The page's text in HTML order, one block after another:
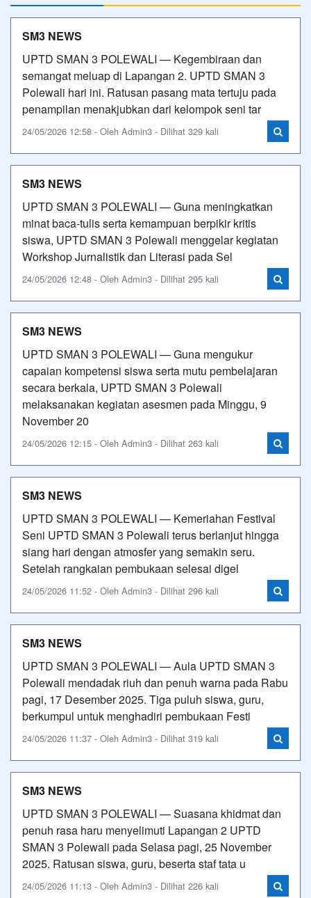
SM3 NEWS
UPTD SMAN 3 POLEWALI — Kegembiraan dan
semangat meluap di Lapangan 2. UPTD SMAN 3
Polewali hari ini. Ratusan pasang mata tertuju pada
penampilan menakjubkan dari kelompok seni tar
24/05/2026 12:58 - Oleh Admin3 - Dilihat 329 kali
SM3 NEWS
UPTD SMAN 3 POLEWALI — Guna meningkatkan
minat baca-tulis serta kemampuan berpikir kritis
siswa, UPTD SMAN 3 Polewali menggelar kegiatan
Workshop Jurnalistik dan Literasi pada Sel
24/05/2026 12:48 - Oleh Admin3 - Dilihat 295 kali
SM3 NEWS
UPTD SMAN 3 POLEWALI — Guna mengukur
capaian kompetensi siswa serta mutu pembelajaran
secara berkala, UPTD SMAN 3 Polewali
melaksanakan kegiatan asesmen pada Minggu, 9
November 20
24/05/2026 12:15 - Oleh Admin3 - Dilihat 263 kali
SM3 NEWS
UPTD SMAN 3 POLEWALI — Kemeriahan Festival
Seni UPTD SMAN 3 Polewali terus berlanjut hingga
siang hari dengan atmosfer yang semakin seru.
Setelah rangkaian pembukaan selesai digel
24/05/2026 11:52 - Oleh Admin3 - Dilihat 296 kali
SM3 NEWS
UPTD SMAN 3 POLEWALI — Aula UPTD SMAN 3
Polewali mendadak riuh dan penuh warna pada Rabu
pagi, 17 Desember 2025. Tiga puluh siswa, guru,
berkumpul untuk menghadiri pembukaan Festi
24/05/2026 11:37 - Oleh Admin3 - Dilihat 319 kali
SM3 NEWS
UPTD SMAN 3 POLEWALI — Suasana khidmat dan
penuh rasa haru menyelimuti Lapangan 2 UPTD
SMAN 3 Polewali pada Selasa pagi, 25 November
2025. Ratusan siswa, guru, beserta staf tata u
24/05/2026 11:13 - Oleh Admin3 - Dilihat 226 kali